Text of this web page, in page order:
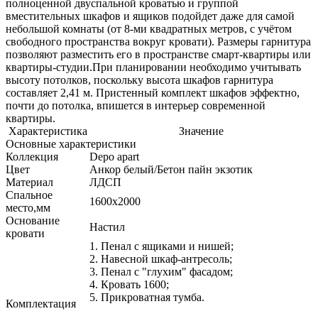
полноценной двуспальной кроватью и группой
вместительных шкафов и ящиков подойдет даже для самой
небольшой комнаты (от 8-ми квадратных метров, с учётом
свободного пространства вокруг кровати). Размеры гарнитура
позволяют разместить его в пространстве смарт-квартиры или
квартиры-студии.При планировании необходимо учитывать
высоту потолков, поскольку высота шкафов гарнитура
составляет 2,41 м. Пристенный комплект шкафов эффектно,
почти до потолка, впишется в интерьер современной
квартиры.
Характеристика
Значение
Основные характеристики
Коллекция
Depo apart
Цвет
Анкор белый/Бетон пайн экзотик
Материал
ЛДСП
Спальное
место,мм
1600х2000
Основание
кровати
Настил
Комплектация
1. Пенал с ящиками и нишей;
2. Навесной шкаф-антресоль;
3. Пенал с "глухим" фасадом;
4. Кровать 1600;
5. Прикроватная тумба.